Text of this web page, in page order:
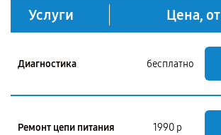
Услуги Цена, от
Диагностика бесплатно
Ремонт цепи питания 1990 р